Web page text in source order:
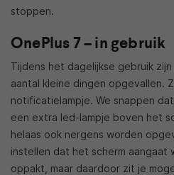
stoppen.
OnePlus 7 – in gebruik
Tijdens het dagelijkse gebruik
aantal kleine dingen opgevallen.
notificatielampje. We snappen
een extra led-lampje boven het
helaas ook nergens worden
instellen dat het scherm aangaat
oppakt, maar daardoor zit je